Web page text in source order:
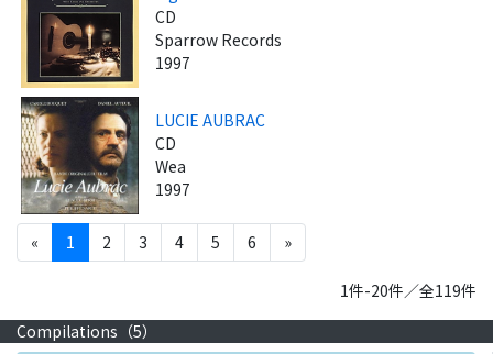
CD
Sparrow Records
1997
LUCIE AUBRAC
CD
Wea
1997
« 1 2 3 4 5 6 »
1件-20件／全119件
Compilations（5）